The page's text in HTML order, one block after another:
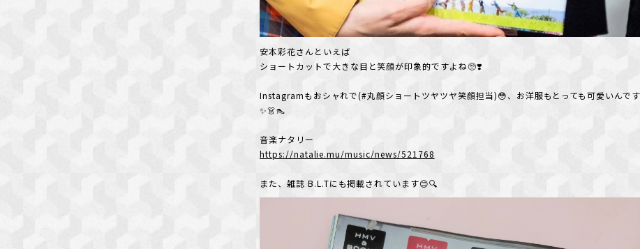
安本彩花さんといえば
ショートカットで大きな目と笑顔が印象的ですよね🥺❣️
Instagramもおシャれで(#丸顔ショートツヤツヤ笑顔担当)😳、お洋服もとっても可愛いんで
✨👗👠
音楽ナタリー
https://natalie.mu/music/news/521768
また、雑誌 B.L.Tにも掲載されています😊🔍️